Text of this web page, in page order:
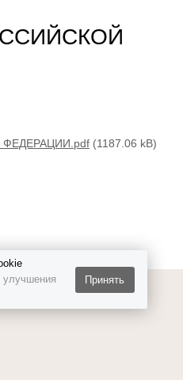
улучшения
Принять
(1187.06 kB)